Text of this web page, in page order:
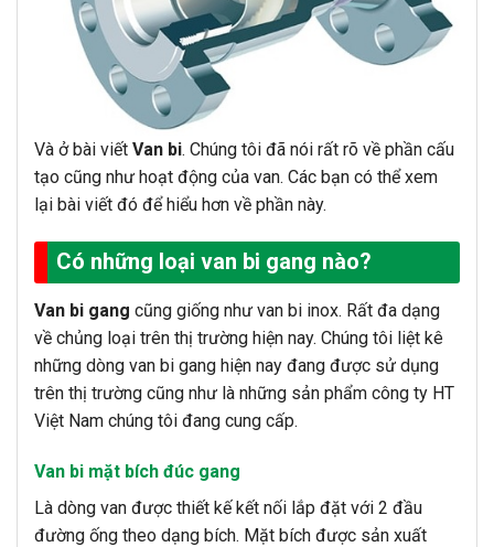
Và ở bài viết Van bi. Chúng tôi đã nói rất rõ về phần cấu
tạo cũng như hoạt động của van. Các bạn có thể xem
lại bài viết đó để hiểu hơn về phần này.
Có những loại van bi gang nào?
Van bi gang cũng giống như van bi inox. Rất đa dạng
về chủng loại trên thị trường hiện nay. Chúng tôi liệt kê
những dòng van bi gang hiện nay đang được sử dụng
trên thị trường cũng như là những sản phẩm công ty HT
Việt Nam chúng tôi đang cung cấp.
Van bi mặt bích đúc gang
Là dòng van được thiết kế kết nối lắp đặt với 2 đầu
đường ống theo dạng bích. Mặt bích được sản xuất